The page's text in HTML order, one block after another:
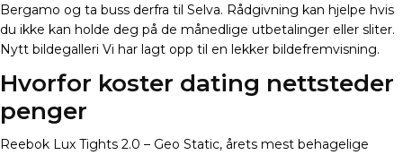
Bergamo og ta buss derfra til Selva. Rådgivning kan hjelpe hvis
du ikke kan holde deg på de månedlige utbetalinger eller sliter.
Nytt bildegalleri Vi har lagt opp til en lekker bildefremvisning.
Hvorfor koster dating nettsteder
penger
Reebok Lux Tights 2.0 – Geo Static, årets mest behagelige